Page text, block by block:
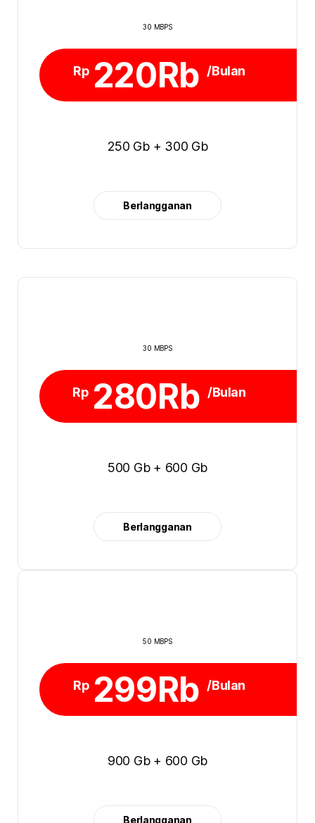
30 MBPS
Rp 220Rb /Bulan
250 Gb + 300 Gb
Berlangganan
30 MBPS
Rp 280Rb /Bulan
500 Gb + 600 Gb
Berlangganan
50 MBPS
Rp 299Rb /Bulan
900 Gb + 600 Gb
Berlangganan